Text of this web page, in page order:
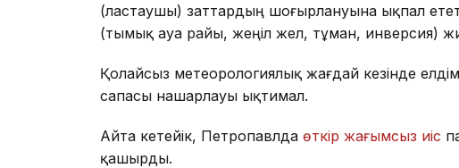
(ластаушы) заттардың шоғырлануына ықпал
(тымық ауа райы, жеңіл жел, тұман, инверсия)
Қолайсыз метеорологиялық жағдай кезінде
сапасы нашарлауы ықтимал.
Айта кетейік, Петропавлда өткір жағымсыз иіс
қашырды.